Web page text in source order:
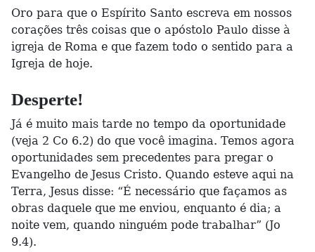
Oro para que o Espírito Santo escreva em nossos
corações três coisas que o apóstolo Paulo disse à
igreja de Roma e que fazem todo o sentido para a
Igreja de hoje.
Desperte!
Já é muito mais tarde no tempo da oportunidade
(veja 2 Co 6.2) do que você imagina. Temos agora
oportunidades sem precedentes para pregar o
Evangelho de Jesus Cristo. Quando esteve aqui na
Terra, Jesus disse: “É necessário que façamos as
obras daquele que me enviou, enquanto é dia; a
noite vem, quando ninguém pode trabalhar” (Jo
9.4).